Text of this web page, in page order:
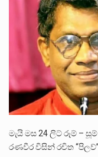
මැයි මස 24 ලිට් රූම් –
රණවීර විසින් රචිත